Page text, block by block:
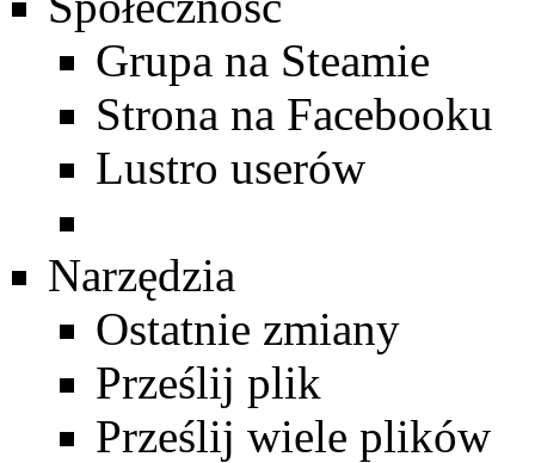
Grupa na Steamie
Strona na Facebooku
Lustro userów
Narzędzia
Ostatnie zmiany
Prześlij plik
Prześlij wiele plików